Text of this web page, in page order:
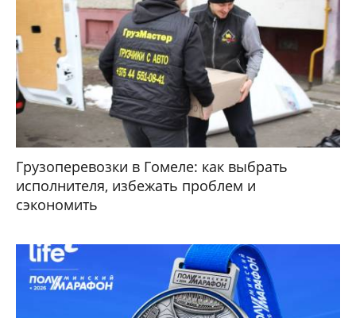
Грузоперевозки в Гомеле: как выбрать
исполнителя, избежать проблем и
сэкономить